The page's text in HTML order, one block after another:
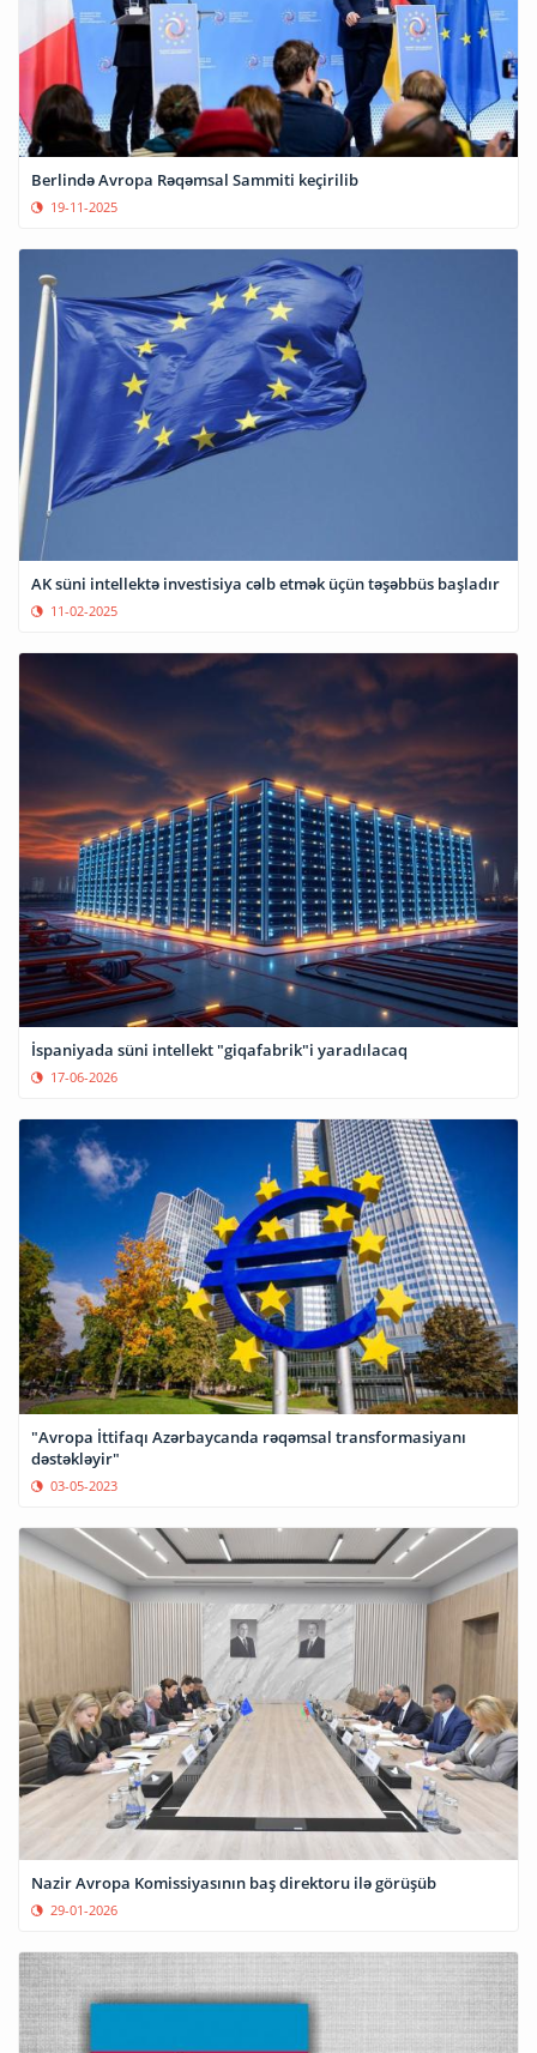
Berlində Avropa Rəqəmsal Sammiti keçirilib
19-11-2025
AK süni intellektə investisiya cəlb etmək üçün təşəbbüs başladır
11-02-2025
İspaniyada süni intellekt "giqafabrik"i yaradılacaq
17-06-2026
"Avropa İttifaqı Azərbaycanda rəqəmsal transformasiyanı
dəstəkləyir"
03-05-2023
Nazir Avropa Komissiyasının baş direktoru ilə görüşüb
29-01-2026